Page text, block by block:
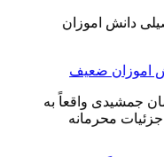
اموزان ضعیف